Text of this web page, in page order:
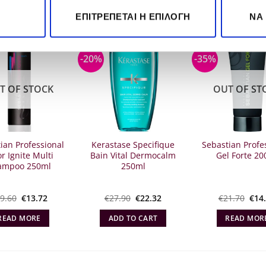
ΕΠΙΤΡΈΠΕΤΑΙ Η ΕΠΙΛΟΓΉ ΝΑ
OF STOCK
Professional
Ignite Multi
250ml
Original
what:
€19.60.
€13.72Η
MORE
-20%
Kerastase Specifique
Bain Vital Dermocalm
250ml
€27.90 Original
what:
€27.90.
€22.32Η
ADD TO CART
-35%
OUT OF
Sebastian
Gel Forte
€21.70 €
READ